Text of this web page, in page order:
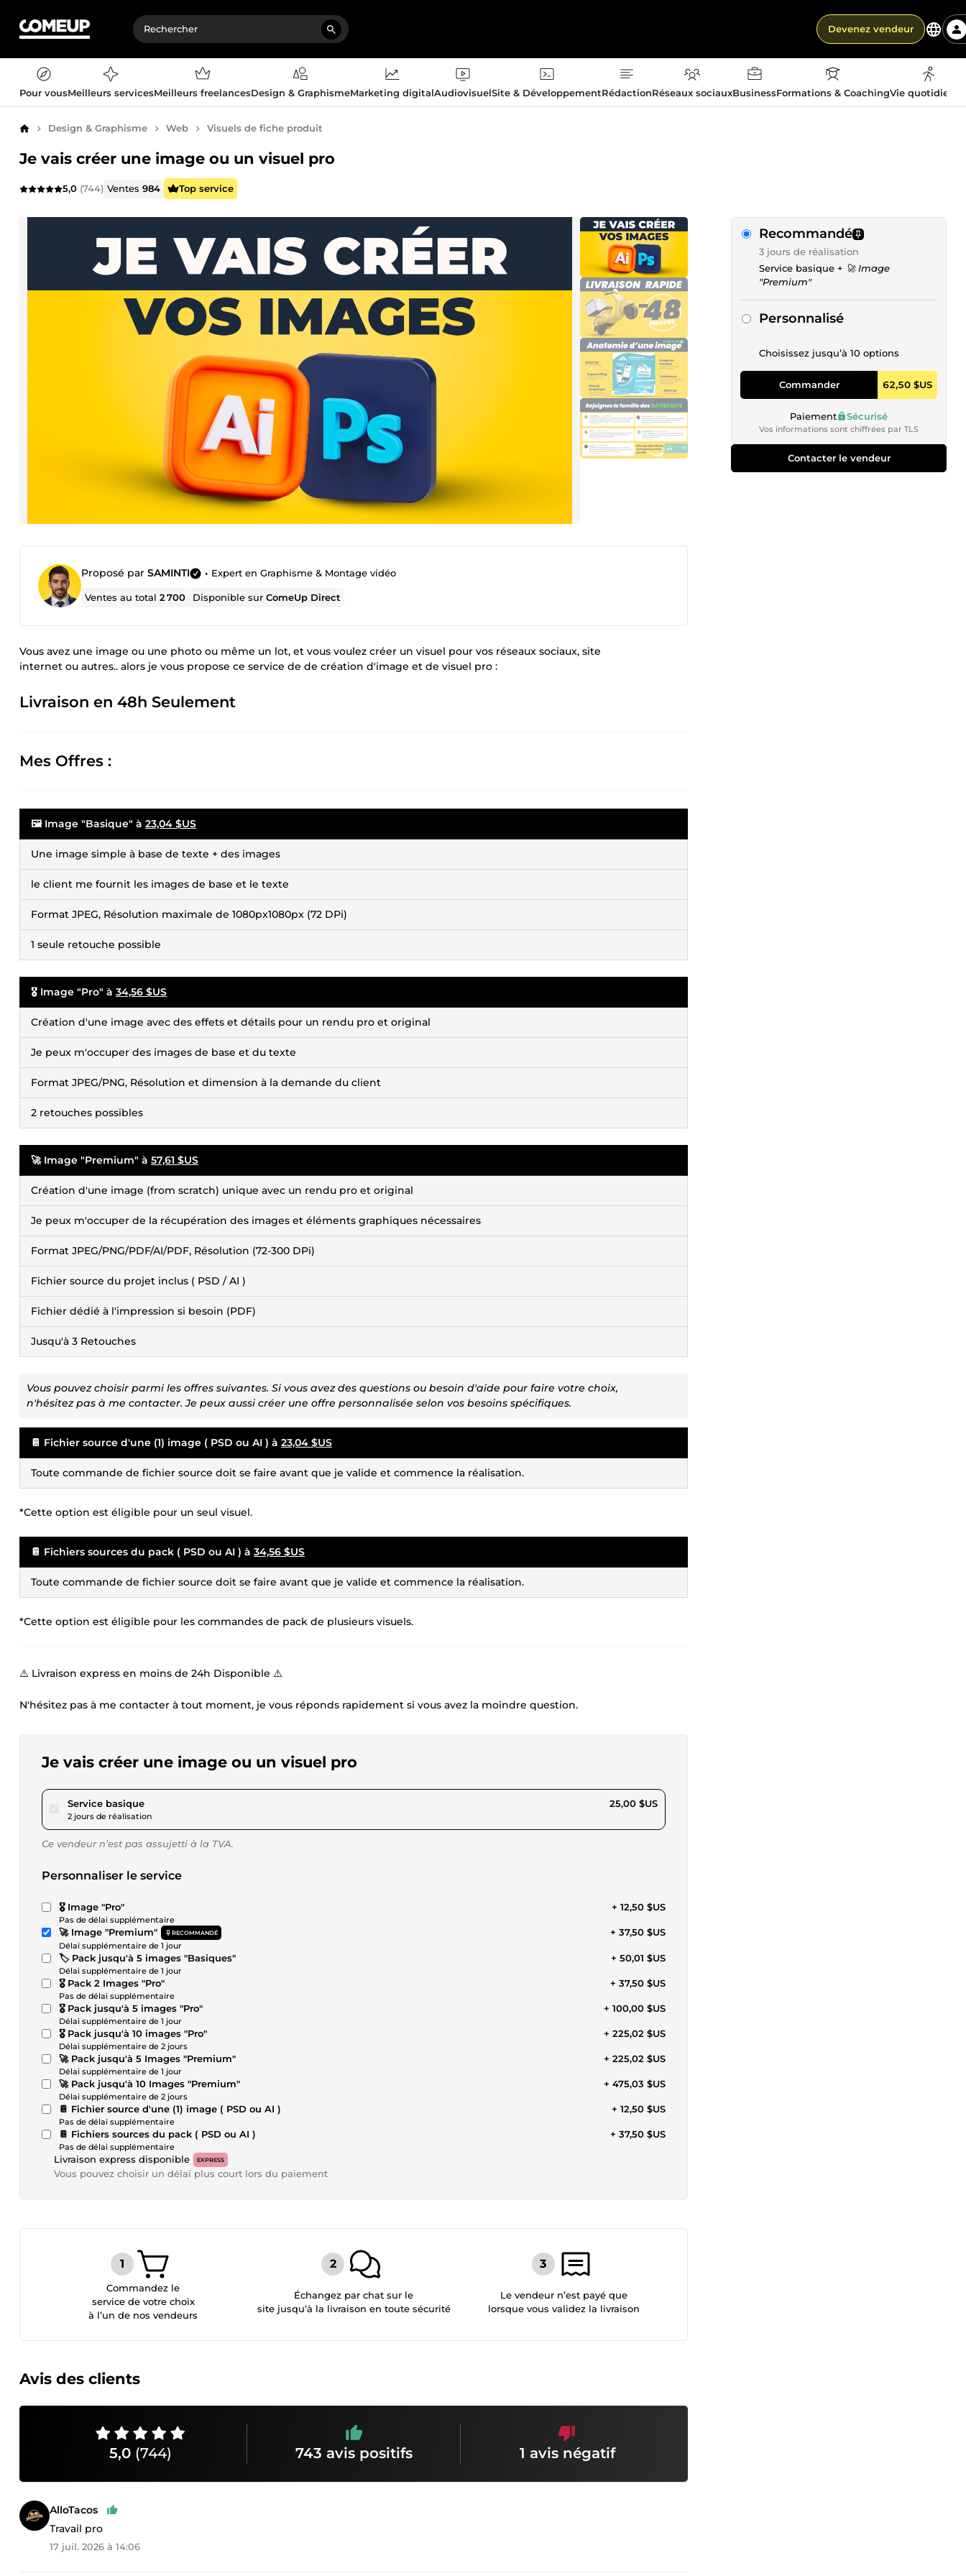
Devenez vendeur
Pour vousMeilleurs servicesMeilleurs freelancesDesign & GraphismeMarketing digitalAudiovisuelSite & DéveloppementRédactionRéseaux sociauxBusinessFormations & CoachingVie
AccueilDesign & Graphisme Web Visuels de fiche produit
Je vais créer une image ou un visuel pro
5,0 (744) Ventes984 Top service
Proposé par SAMINTI • Expert en Graphisme & Montage vidéo
Ventes au total2 700 Disponible surComeUp Direct
Vous avez une image ou une photo ou même un lot, et vous voulez créer un visuel pour vos réseaux sociaux, site
internet ou autres.. alors je vous propose ce service de de création d'image et de visuel pro :
Livraison en 48h Seulement
Mes Offres :
🖼️ Image "Basique" à 23,04 $US
Une image simple à base de texte + des images
le client me fournit les images de base et le texte
Format JPEG, Résolution maximale de 1080px1080px (72 DPi)
1 seule retouche possible
🎖️ Image "Pro" à 34,56 $US
Création d'une image avec des effets et détails pour un rendu pro et original
Je peux m'occuper des images de base et du texte
Format JPEG/PNG, Résolution et dimension à la demande du client
2 retouches possibles
🚀 Image "Premium" à 57,61 $US
Création d'une image (from scratch) unique avec un rendu pro et original
Je peux m'occuper de la récupération des images et éléments graphiques nécessaires
Format JPEG/PNG/PDF/AI/PDF, Résolution (72-300 DPi)
Fichier source du projet inclus ( PSD / AI )
Fichier dédié à l'impression si besoin (PDF)
Jusqu'à 3 Retouches
Vous pouvez choisir parmi les offres suivantes. Si vous avez des questions ou besoin d'aide pour faire votre choix,
n'hésitez pas à me contacter. Je peux aussi créer une offre personnalisée selon vos besoins spécifiques.
📔 Fichier source d'une (1) image ( PSD ou AI ) à 23,04 $US
Toute commande de fichier source doit se faire avant que je valide et commence la réalisation.
*Cette option est éligible pour un seul visuel.
📔 Fichiers sources du pack ( PSD ou AI ) à 34,56 $US
Toute commande de fichier source doit se faire avant que je valide et commence la réalisation.
*Cette option est éligible pour les commandes de pack de plusieurs visuels.
⚠️ Livraison express en moins de 24h Disponible ⚠️
N'hésitez pas à me contacter à tout moment, je vous réponds rapidement si vous avez la moindre question.
Je vais créer une image ou un visuel pro
Service basiquepour 23,04 $US
2 jours de réalisation
25,00 $US
Ce vendeur n’est pas assujetti à la TVA.
Personnaliser le service
🎖️ Image "Pro"
Pas de délai supplémentaire
+ 12,50 $US
🚀 Image "Premium" RECOMMANDÉ
Délai supplémentaire de 1 jour
+ 37,50 $US
🏷️ Pack jusqu'à 5 images "Basiques"
Délai supplémentaire de 1 jour
+ 50,01 $US
🎖️ Pack 2 Images "Pro"
Pas de délai supplémentaire
+ 37,50 $US
🎖️ Pack jusqu'à 5 images "Pro"
Délai supplémentaire de 1 jour
+ 100,00 $US
🎖️ Pack jusqu'à 10 images "Pro"
Délai supplémentaire de 2 jours
+ 225,02 $US
🚀 Pack jusqu'à 5 Images "Premium"
Délai supplémentaire de 1 jour
+ 225,02 $US
🚀 Pack jusqu'à 10 Images "Premium"
Délai supplémentaire de 2 jours
+ 475,03 $US
📔 Fichier source d'une (1) image ( PSD ou AI )
Pas de délai supplémentaire
+ 12,50 $US
📔 Fichiers sources du pack ( PSD ou AI )
Pas de délai supplémentaire
+ 37,50 $US
Livraison express disponible EXPRESS
Vous pouvez choisir un délai plus court lors du paiement
Recommandé
3 jours de réalisation
Service basique + 🚀 Image
"Premium"
Personnalisé
Choisissez jusqu’à 10 options
Commander 62,50 $US
Paiement Sécurisé
Vos informations sont chiffrées par TLS
Contacter le vendeur
Commandez le
service de votre choix
à l’un de nos vendeurs
Échangez par chat sur le
site jusqu’à la livraison en toute sécurité
Le vendeur n’est payé que
lorsque vous validez la livraison
Avis des clients
5,0 (744) 743 avis positifs 1 avis négatif
AlloTacos
Travail pro
17 juil. 2026 à 14:06